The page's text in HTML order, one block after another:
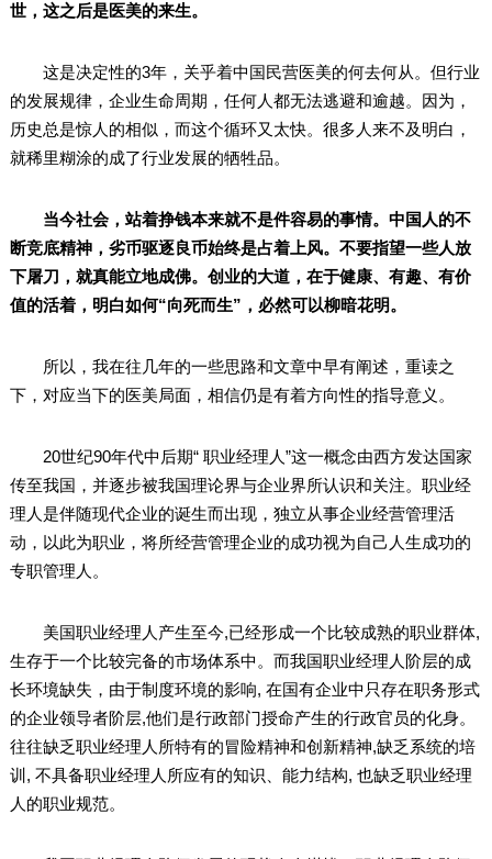
世，这之后是医美的来生。
这是决定性的3年，关乎着中国民营医美的何去何从。但行业
的发展规律，企业生命周期，任何人都无法逃避和逾越。因为，
历史总是惊人的相似，而这个循环又太快。很多人来不及明白，
就稀里糊涂的成了行业发展的牺牲品。
当今社会，站着挣钱本来就不是件容易的事情。中国人的不
断竞底精神，劣币驱逐良币始终是占着上风。不要指望一些人放
下屠刀，就真能立地成佛。创业的大道，在于健康、有趣、有价
值的活着，明白如何“向死而生”，必然可以柳暗花明。
所以，我在往几年的一些思路和文章中早有阐述，重读之
下，对应当下的医美局面，相信仍是有着方向性的指导意义。
20世纪90年代中后期“ 职业经理人”这一概念由西方发达国家
传至我国，并逐步被我国理论界与企业界所认识和关注。职业经
理人是伴随现代企业的诞生而出现，独立从事企业经营管理活
动，以此为职业，将所经营管理企业的成功视为自己人生成功的
专职管理人。
美国职业经理人产生至今,已经形成一个比较成熟的职业群体,
生存于一个比较完备的市场体系中。而我国职业经理人阶层的成
长环境缺失，由于制度环境的影响, 在国有企业中只存在职务形式
的企业领导者阶层,他们是行政部门授命产生的行政官员的化身。
往往缺乏职业经理人所特有的冒险精神和创新精神,缺乏系统的培
训, 不具备职业经理人所应有的知识、能力结构, 也缺乏职业经理
人的职业规范。